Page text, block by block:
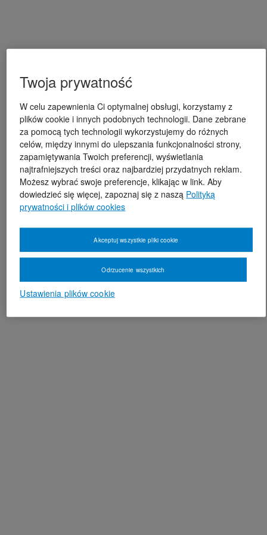
Twoja prywatność
W celu zapewnienia Ci optymalnej obsługi, korzystamy z
plików cookie i innych podobnych technologii. Dane zebrane
za pomocą tych technologii wykorzystujemy do różnych
celów, między innymi do ulepszania funkcjonalności strony,
zapamiętywania Twoich preferencji, wyświetlania
najtrafniejszych treści oraz najbardziej przydatnych reklam.
Możesz wybrać swoje preferencje, klikając w link. Aby
dowiedzieć się więcej, zapoznaj się z naszą Polityką
prywatności i plików cookies
Ustawienia plików cookie
Odrzucenie wszystkich
Akceptuj wszystkie pliki cookie